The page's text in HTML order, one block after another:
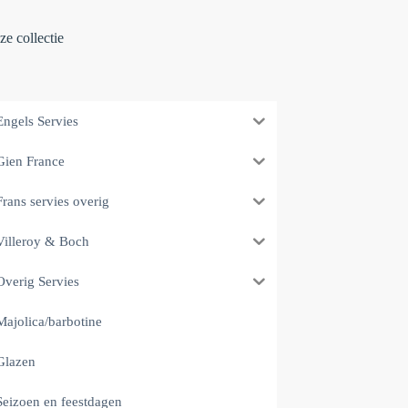
collectie
Servies
France
servies overig
& Boch
Servies
barbotine
en feestdagen